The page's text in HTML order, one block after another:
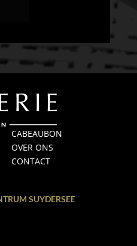
CABEAUBON
OVER ONS
CONTACT
SUYDERSEE